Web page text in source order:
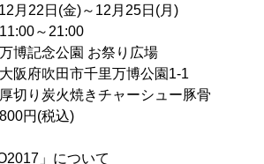
月22日(金)～12月25日(月)
～21:00
念公園 お祭り広場
吹田市千里万博公園1-1
炭火焼きチャーシュー豚骨
(税込)
」について